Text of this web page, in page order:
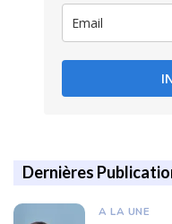
Dernières
A LA UNE